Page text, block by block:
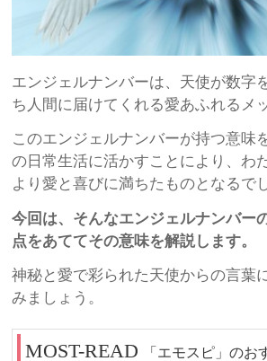
エンジェルナンバーは、天使が数字
ち人間に届けてくれる愛あふれるメ
このエンジェルナンバーが持つ意味
の日常生活に活かすことにより、わ
より愛と喜びに満ちたものとなるで
今回は、そんなエンジェルナンバー
点をあててその意味を解説します。
神秘と愛で彩られた天使からの言葉
みましょう。
「エモスピ」のお